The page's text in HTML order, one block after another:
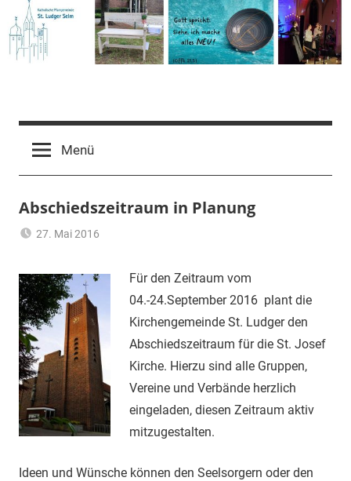
Inhalt
springen
Pfarrgemeinde
St.
Ludger
Selm
Menü
Abschiedszeitraum in Planung
27. Mai 2016
Kersting
Allgemein
Für den Zeitraum vom
04.-24.September 2016 plant die
Kirchengemeinde St. Ludger den
Abschiedszeitraum für die St. Josef
Kirche. Hierzu sind alle Gruppen,
Vereine und Verbände herzlich
eingeladen, diesen Zeitraum aktiv
mitzugestalten.
Ideen und Wünsche können den Seelsorgern oder den